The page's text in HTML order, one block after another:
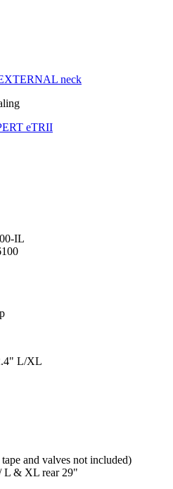
neck
eTRII
IL
L/XL
and valves not included)
L & XL rear 29"